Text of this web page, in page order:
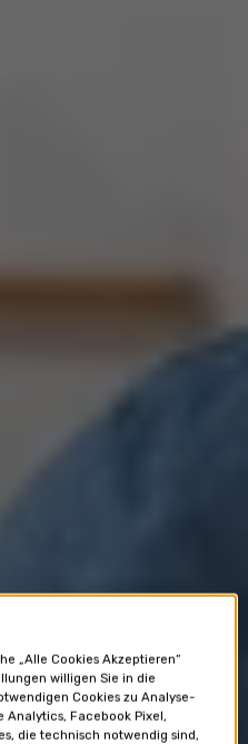
„Alle Cookies Akzeptieren“
willigen Sie in die
Cookies zu Analyse-
Analytics, Facebook Pixel,
die technisch notwendig sind,